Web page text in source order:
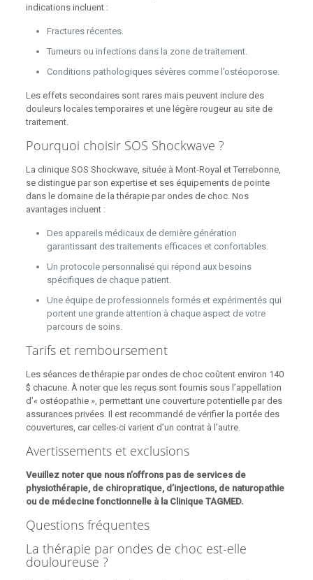
indications incluent :
Fractures récentes.
Tumeurs ou infections dans la zone de traitement.
Conditions pathologiques sévères comme l’ostéoporose.
Les effets secondaires sont rares mais peuvent inclure des
douleurs locales temporaires et une légère rougeur au site de
traitement.
Pourquoi choisir SOS Shockwave ?
La clinique SOS Shockwave, située à Mont-Royal et Terrebonne,
se distingue par son expertise et ses équipements de pointe
dans le domaine de la thérapie par ondes de choc. Nos
avantages incluent :
Des appareils médicaux de dernière génération
garantissant des traitements efficaces et confortables.
Un protocole personnalisé qui répond aux besoins
spécifiques de chaque patient.
Une équipe de professionnels formés et expérimentés qui
portent une grande attention à chaque aspect de votre
parcours de soins.
Tarifs et remboursement
Les séances de thérapie par ondes de choc coûtent environ 140
$ chacune. À noter que les reçus sont fournis sous l’appellation
d’« ostéopathie », permettant une couverture potentielle par des
assurances privées. Il est recommandé de vérifier la portée des
couvertures, car celles-ci varient d’un contrat à l’autre.
Avertissements et exclusions
Veuillez noter que nous n’offrons pas de services de
physiothérapie, de chiropratique, d’injections, de naturopathie
ou de médecine fonctionnelle à la Clinique TAGMED.
Questions fréquentes
La thérapie par ondes de choc est-elle
douloureuse ?